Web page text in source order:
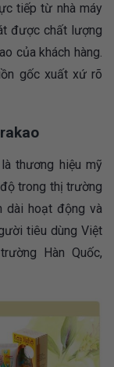
tiếp từ nhà máy
được chất lượng
của khách hàng.
gốc xuất xứ rõ
thương hiệu mỹ
trong thị trường
dài hoạt động và
tiêu dùng Việt
Hàn Quốc,